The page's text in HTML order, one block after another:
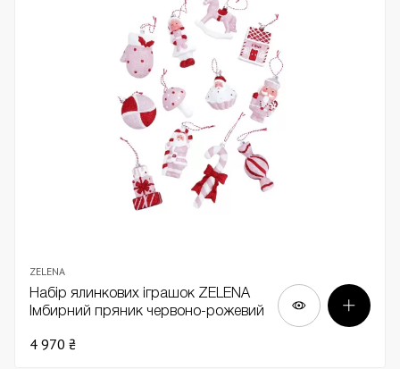
ZELENA
Набір ялинкових іграшок ZELENA
Імбирний пряник червоно-рожевий
4 970 ₴